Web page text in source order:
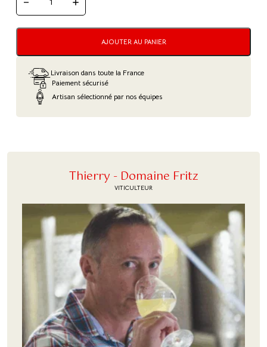
QUANTITÉ
DE
VIEILLES
DOMAINE
AJOUTER AU PANIER
Livraison dans toute la France
Paiement sécurisé
Artisan sélectionné par nos équipes
Thierry - Domaine Fritz
VITICULTEUR